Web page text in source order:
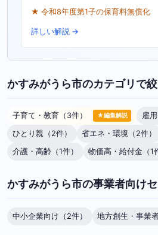
★ 令和8年度第1子の保育料無償化
詳しい解説 →
かすみがうら市のカテゴリで
子育て・教育（3件） ★編集解説
雇
ひとり親（2件）
省エネ・環境（2件）
介護・高齢（1件）
物価高・給付金（1
かすみがうら市の事業者向け
中小企業向け（2件） 地方創生・事業